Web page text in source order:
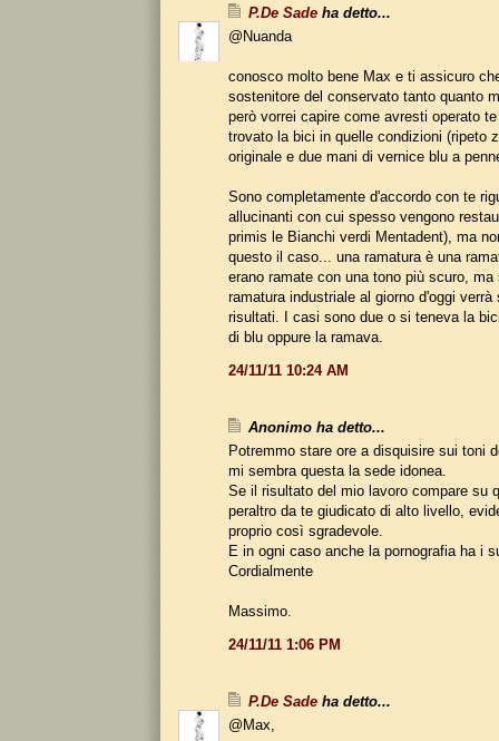
P.De Sade ha detto...
@Nuanda
conosco molto bene Max e ti assicuro
sostenitore del conservato tanto quanto
però vorrei capire come avresti operato
trovato la bici in quelle condizioni (ripeto
originale e due mani di vernice blu a
Sono completamente d'accordo con te
allucinanti con cui spesso vengono
primis le Bianchi verdi Mentadent), ma
questo il caso... una ramatura è una
erano ramate con una tono più scuro,
ramatura industriale al giorno d'oggi
risultati. I casi sono due o si teneva la
di blu oppure la ramava.
24/11/11 10:24 AM
Anonimo ha detto...
Potremmo stare ore a disquisire sui toni
mi sembra questa la sede idonea.
Se il risultato del mio lavoro compare su
peraltro da te giudicato di alto livello,
proprio così sgradevole.
E in ogni caso anche la pornografia ha i
Cordialmente
Massimo.
24/11/11 1:06 PM
P.De Sade ha detto...
@Max,